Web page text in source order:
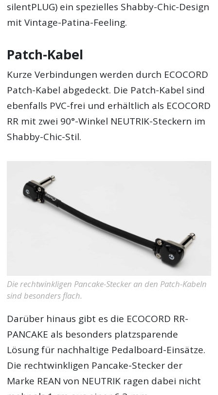
silentPLUG) ein spezielles Shabby-Chic-Design
mit Vintage-Patina-Feeling.
Patch-Kabel
Kurze Verbindungen werden durch ECOCORD
Patch-Kabel abgedeckt. Die Patch-Kabel sind
ebenfalls PVC-frei und erhältlich als ECOCORD
RR mit zwei 90°-Winkel NEUTRIK-Steckern im
Shabby-Chic-Stil.
Die rechtwinkligen Pancake-Stecker an den Patch-Kabeln
sind besonders flach.
Darüber hinaus gibt es die ECOCORD RR-
PANCAKE als besonders platzsparende
Lösung für nachhaltige Pedalboard-Einsätze.
Die rechtwinkligen Pancake-Stecker der
Marke REAN von NEUTRIK ragen dabei nicht